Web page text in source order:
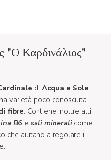
"Ο Καρδινάλιος"
di Acqua e Sole
varietà poco conosciuta
fibre. Contiene inoltre alti
B6 e sali minerali come
che aiutano a regolare i